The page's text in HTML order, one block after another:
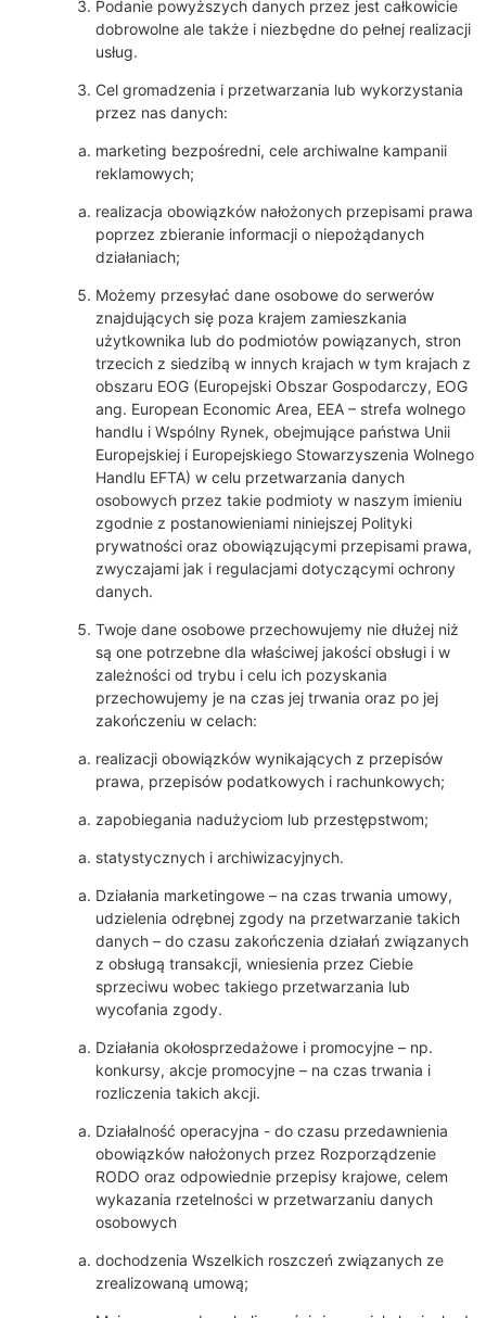
Podanie powyższych danych przez jest całkowicie
dobrowolne ale także i niezbędne do pełnej realizacji
usług.
Cel gromadzenia i przetwarzania lub wykorzystania
przez nas danych:
marketing bezpośredni, cele archiwalne kampanii
reklamowych;
realizacja obowiązków nałożonych przepisami prawa
poprzez zbieranie informacji o niepożądanych
działaniach;
Możemy przesyłać dane osobowe do serwerów
znajdujących się poza krajem zamieszkania
użytkownika lub do podmiotów powiązanych, stron
trzecich z siedzibą w innych krajach w tym krajach z
obszaru EOG (Europejski Obszar Gospodarczy, EOG
ang. European Economic Area, EEA – strefa wolnego
handlu i Wspólny Rynek, obejmujące państwa Unii
Europejskiej i Europejskiego Stowarzyszenia Wolnego
Handlu EFTA) w celu przetwarzania danych
osobowych przez takie podmioty w naszym imieniu
zgodnie z postanowieniami niniejszej Polityki
prywatności oraz obowiązującymi przepisami prawa,
zwyczajami jak i regulacjami dotyczącymi ochrony
danych.
Twoje dane osobowe przechowujemy nie dłużej niż
są one potrzebne dla właściwej jakości obsługi i w
zależności od trybu i celu ich pozyskania
przechowujemy je na czas jej trwania oraz po jej
zakończeniu w celach:
realizacji obowiązków wynikających z przepisów
prawa, przepisów podatkowych i rachunkowych;
zapobiegania nadużyciom lub przestępstwom;
statystycznych i archiwizacyjnych.
Działania marketingowe – na czas trwania umowy,
udzielenia odrębnej zgody na przetwarzanie takich
danych – do czasu zakończenia działań związanych
z obsługą transakcji, wniesienia przez Ciebie
sprzeciwu wobec takiego przetwarzania lub
wycofania zgody.
Działania okołosprzedażowe i promocyjne – np.
konkursy, akcje promocyjne – na czas trwania i
rozliczenia takich akcji.
Działalność operacyjna - do czasu przedawnienia
obowiązków nałożonych przez Rozporządzenie
RODO oraz odpowiednie przepisy krajowe, celem
wykazania rzetelności w przetwarzaniu danych
osobowych
dochodzenia Wszelkich roszczeń związanych ze
zrealizowaną umową;